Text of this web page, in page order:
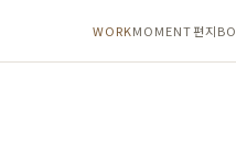
WORKMOMENT편지